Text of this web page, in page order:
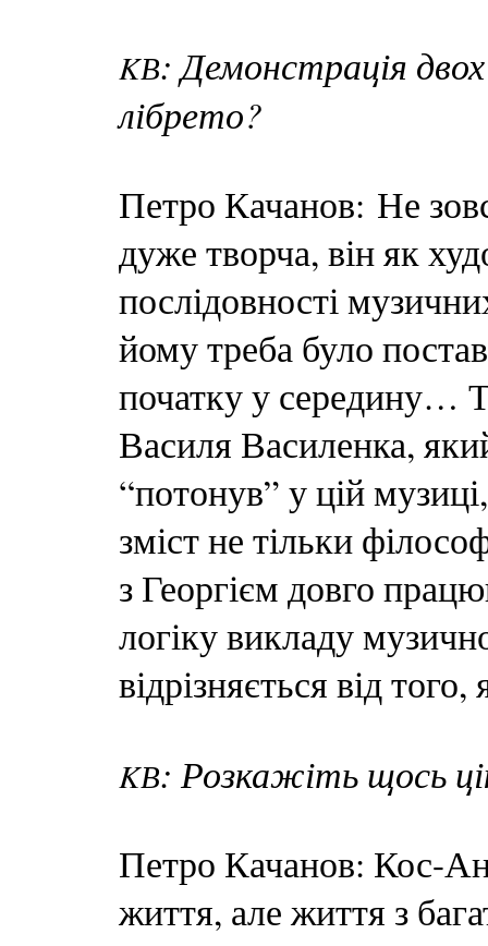
KВ: Демонстрація
лібрето?
Петро Качанов: Не
дуже творча, він як
послідовності
йому треба було
початку у середину…
Василя Василенка,
“потонув” у цій
зміст не тільки
з Георгієм довго
логіку викладу
відрізняється від
KВ: Розкажіть щось
Петро Качанов: Кос-
життя, але життя з